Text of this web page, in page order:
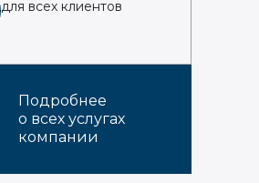
для всех клиентов
Подробнее
о всех услугах
компании